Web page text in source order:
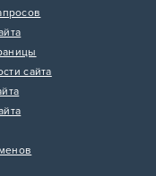
сайта